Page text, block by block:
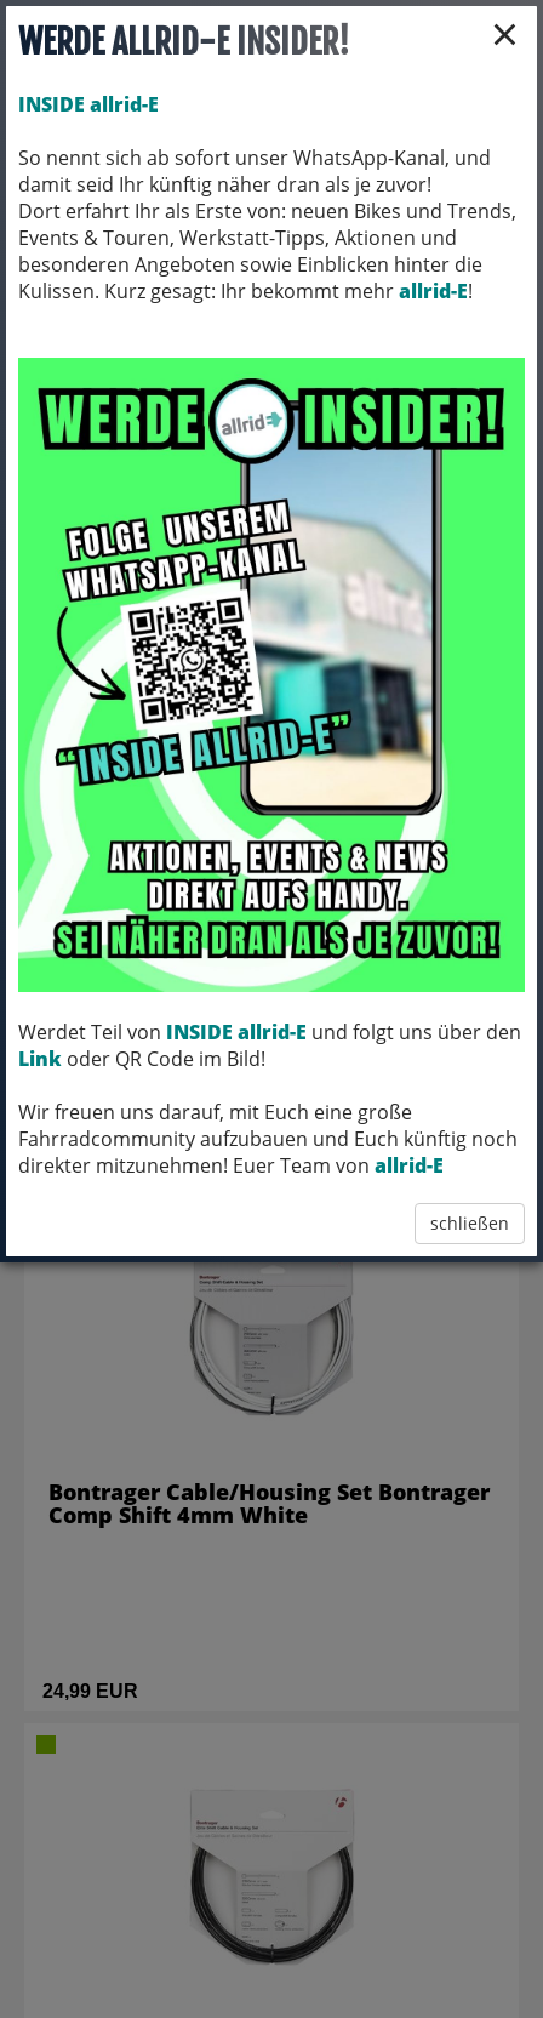
×
WERDE ALLRID-E INSIDER!
INSIDE allrid-E
So nennt sich ab sofort unser WhatsApp-Kanal, und
damit seid Ihr künftig näher dran als je zuvor!
Dort erfahrt Ihr als Erste von: neuen Bikes und Trends,
Events & Touren, Werkstatt-Tipps, Aktionen und
besonderen Angeboten sowie Einblicken hinter die
Kulissen. Kurz gesagt: Ihr bekommt mehrallrid-E!
Werdet Teil von INSIDE allrid-E und folgt uns über den
Link oder QR Code im Bild!
Wir freuen uns darauf, mit Euch eine große
Fahrradcommunity aufzubauen und Euch künftig noch
direkter mitzunehmen! Euer Team von allrid-E
schließen
Toggle navigation
FAHRRADTEILE KABEL
Kabel
Seite « 1 2 6 8
143 Ergebnisse
24,99 EUR
Bontrager Cable/Housing Set Bontrager
Comp Shift 4mm Black
24,99 EUR
Bontrager Cable/Housing Set Bontrager
Comp Shift 4mm White